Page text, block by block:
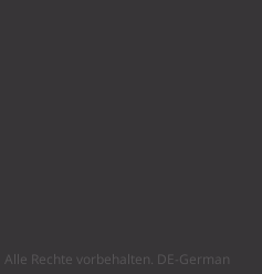
Alle Rechte vorbehalten. DE-German